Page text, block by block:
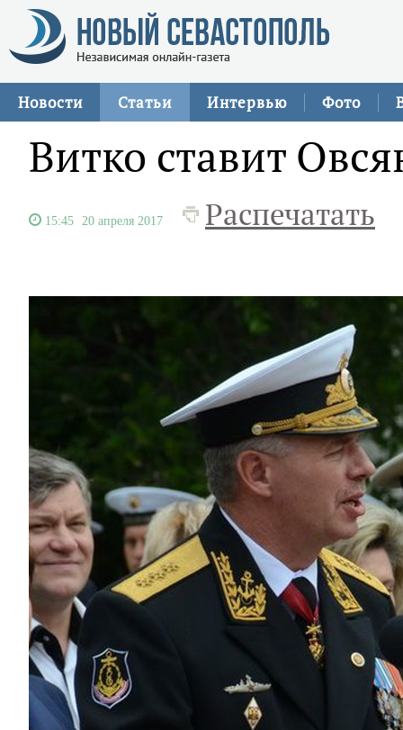
Новости Статьи Интервью Фото
Витко ставит
15:45 20 апреля 2017 Распечатать